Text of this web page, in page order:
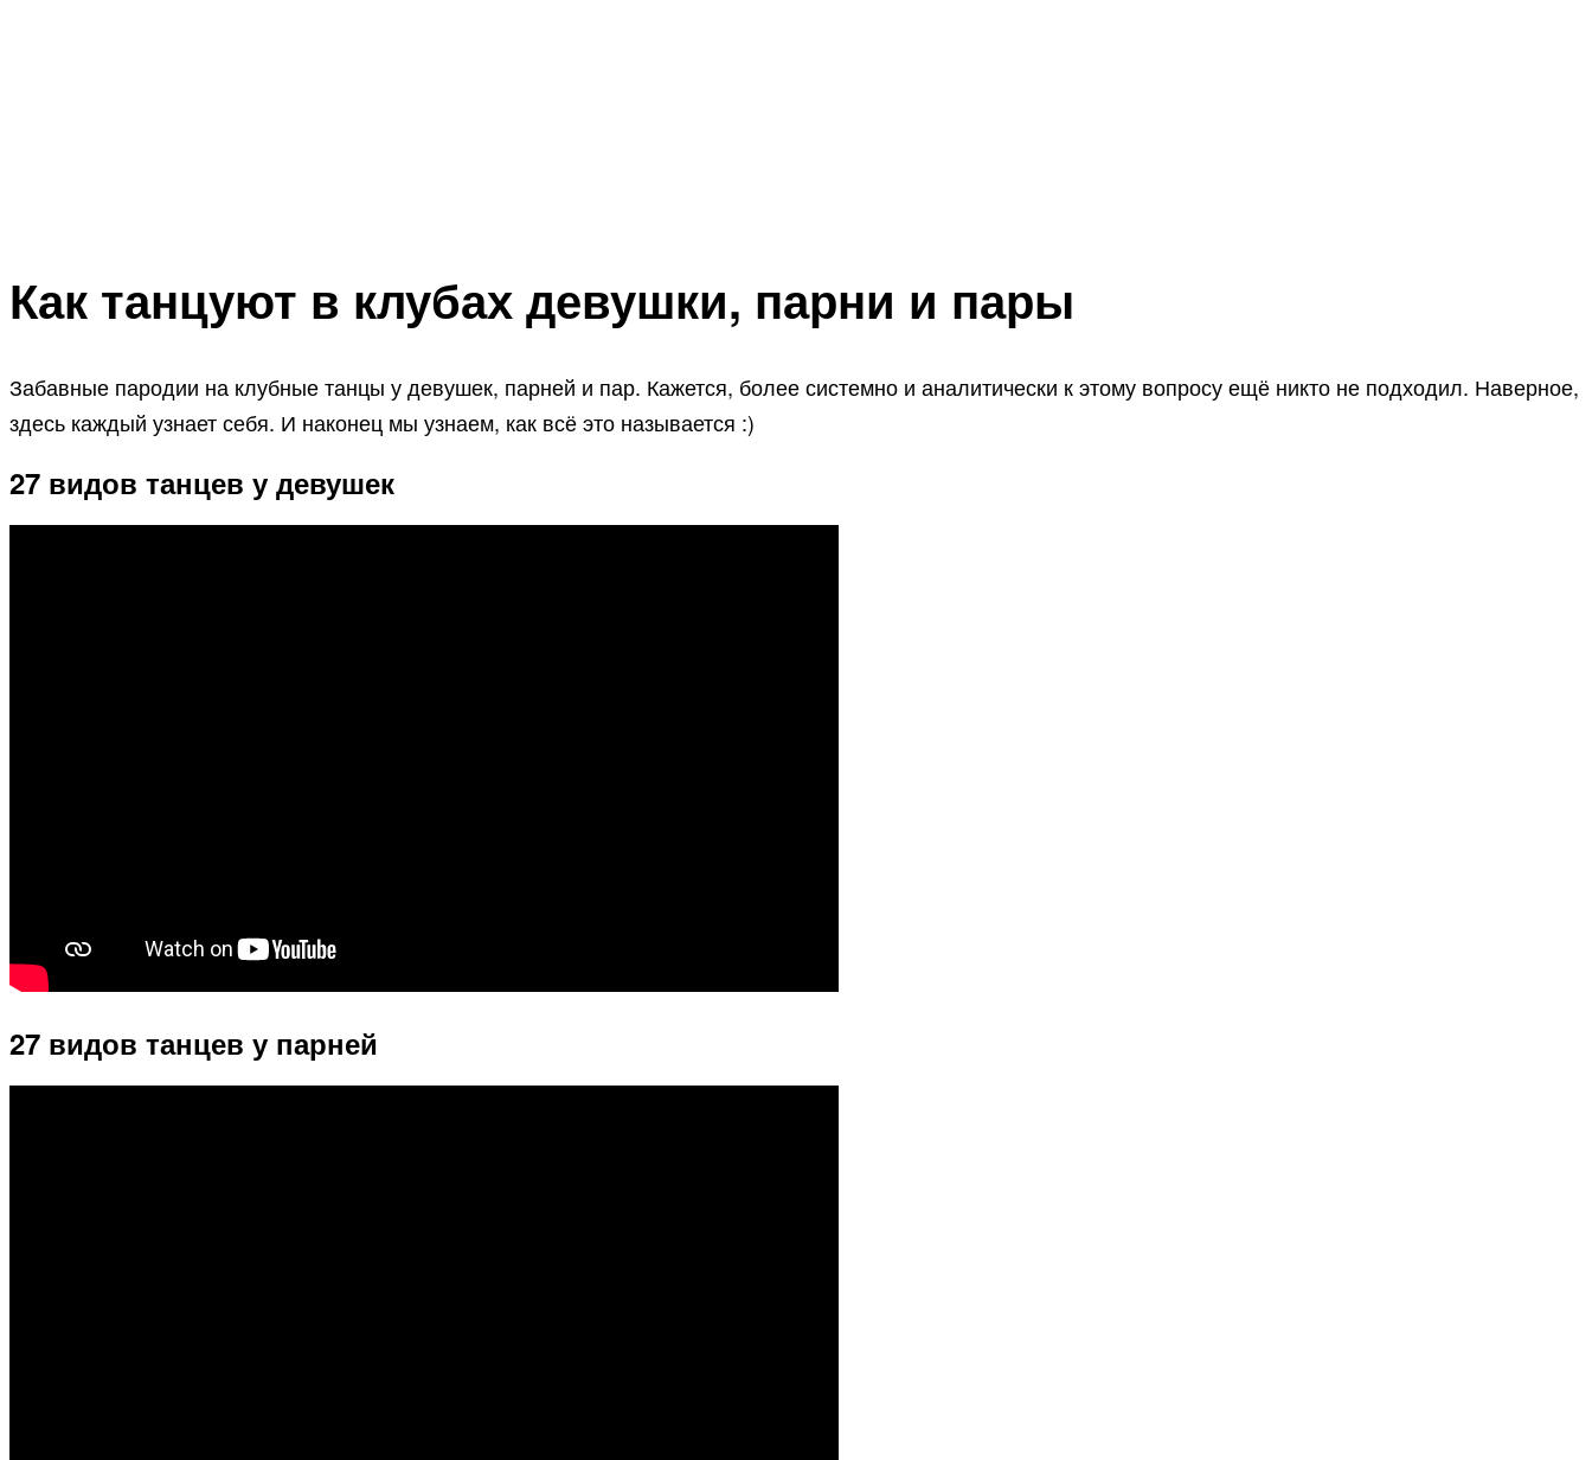
Как танцуют в клубах девушки, парни и пары
Забавные пародии на клубные танцы у девушек, парней и пар. Кажется, более системно и аналитически к этому вопросу ещё никто не подходил. Наверное,
здесь каждый узнает себя. И наконец мы узнаем, как всё это называется :)
27 видов танцев у девушек
27 видов танцев у парней